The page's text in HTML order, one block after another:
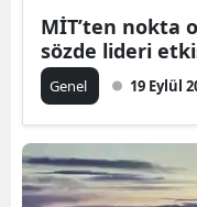
MİT’ten nokta
sözde lideri
Genel 19 Eylül